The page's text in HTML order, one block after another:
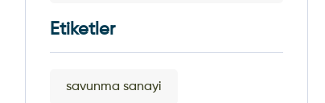
Etiketler
savunma sanayi